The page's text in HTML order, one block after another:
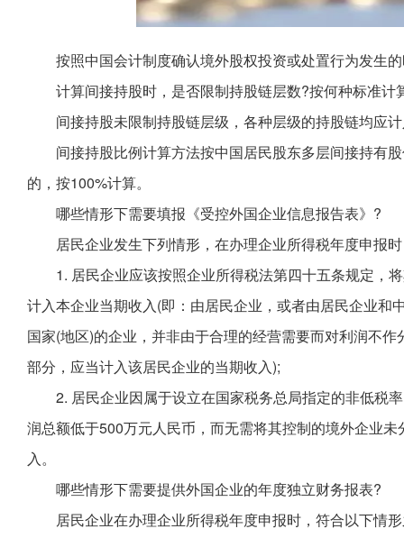
按照中国会计制度确认境外股权投资或处置行为发生
计算间接持股时，是否限制持股链层数?按何种标准计
间接持股未限制持股链层级，各种层级的持股链均应
间接持股比例计算方法按中国居民股东多层间接持有
的，按100%计算。
哪些情形下需要填报《受控外国企业信息报告表》?
居民企业发生下列情形，在办理企业所得税年度申报
1. 居民企业应该按照企业所得税法第四十五条规定，
计入本企业当期收入(即：由居民企业，或者由居民企业
国家(地区)的企业，并非由于合理的经营需要而对利润不
部分，应当计入该居民企业的当期收入);
2. 居民企业因属于设立在国家税务总局指定的非低税
润总额低于500万元人民币，而无需将其控制的境外企业
入。
哪些情形下需要提供外国企业的年度独立财务报表?
居民企业在办理企业所得税年度申报时，符合以下情